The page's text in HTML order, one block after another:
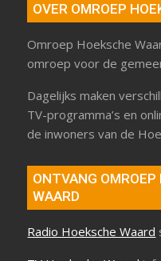
OVER OMROEP
Omroep Hoeksche
omroep voor de
Dagelijks maken
TV-programma’s en
de inwoners van de
ONTVANG OMROEP
WAARD
Radio Hoeksche Waard